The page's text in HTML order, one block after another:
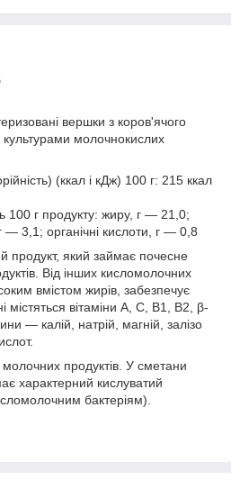
вершки з коров'ячого
молочнокислих
(ккал і кДж) 100 г: 215 ккал
100 г продукту: жиру, г — 21,0;
— 3,1; органічні кислоти, г — 0,8
який займає почесне
Від інших кисломолочних
вмістом жирів, забезпечує
містяться вітаміни А, С, В1, В2, β-
— калій, натрій, магній, залізо
продуктів. У сметани
характерний кислуватий
бактеріям).